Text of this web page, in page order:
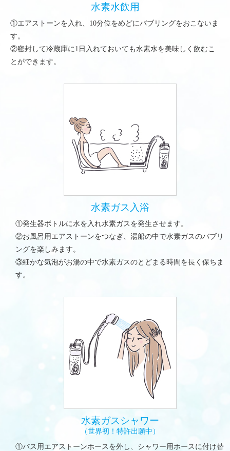
水素水飲用
①エアストーンを入れ、10分位をめどにバブリングをおこないま
す。
②密封して冷蔵庫に1日入れておいても水素水を美味しく飲むこ
とができます。
水素ガス入浴
①発生器ボトルに水を入れ水素ガスを発生させます。
②お風呂用エアストーンをつなぎ、湯船の中で水素ガスのバブリ
ングを楽しみます。
③細かな気泡がお湯の中で水素ガスのとどまる時間を長く保ちま
す。
水素ガスシャワー
（世界初！特許出願中）
①バス用エアストーンホースを外し、シャワー用ホースに付け替